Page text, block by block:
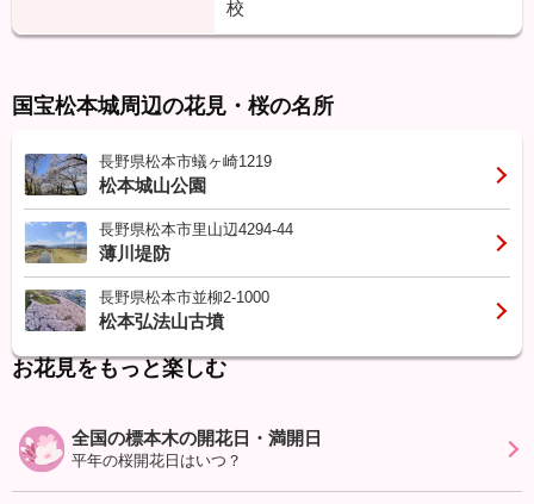
校
国宝松本城周辺の花見・桜の名所
長野県松本市蟻ヶ崎1219
松本城山公園
長野県松本市里山辺4294-44
薄川堤防
長野県松本市並柳2-1000
松本弘法山古墳
お花見をもっと楽しむ
全国の標本木の開花日・満開日
平年の桜開花日はいつ？